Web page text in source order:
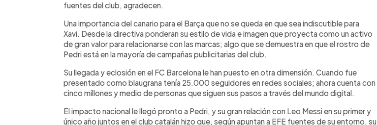
fuentes del club, agradecen.
Una importancia del canario para el Barça que no se queda en que sea indiscutible para
Xavi. Desde la directiva ponderan su estilo de vida e imagen que proyecta como un activo
de gran valor para relacionarse con las marcas; algo que se demuestra en que el rostro de
Pedri está en la mayoría de campañas publicitarias del club.
Su llegada y eclosión en el FC Barcelona le han puesto en otra dimensión. Cuando fue
presentado como blaugrana tenía 25.000 seguidores en redes sociales; ahora cuenta con
cinco millones y medio de personas que siguen sus pasos a través del mundo digital.
El impacto nacional le llegó pronto a Pedri, y su gran relación con Leo Messi en su primer y
único año juntos en el club catalán hizo que, según apuntan a EFE fuentes de su entorno, su